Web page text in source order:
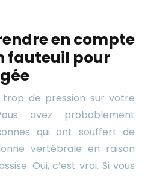
en compte
fauteuil pour
trop de pression sur votre
avez probablement
qui ont souffert de
vertébrale en raison
Oui, c’est vrai. Si vous